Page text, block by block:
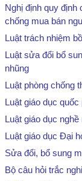
Nghị định quy định
chống mua bán
Luật trách nhiệm
Luật sửa đổi bổ
nhũng
Luật phòng chống
Luật giáo dục quốc
Luật giáo dục nghề
Luật giáo dục Đại
Sửa đổi, bổ sung
Bộ câu hỏi trắc